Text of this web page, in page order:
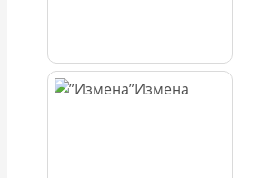
Измена